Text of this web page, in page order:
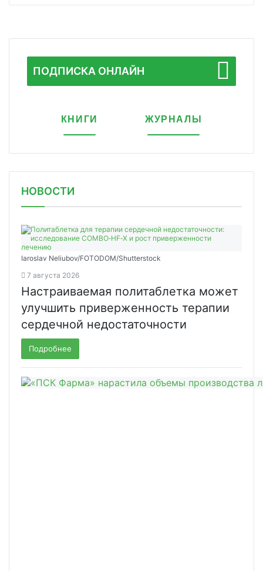
ПОДПИСКА ОНЛАЙН
КНИГИ ЖУРНАЛЫ
НОВОСТИ
Iaroslav Neliubov/FOTODOM/Shutterstoсk
7 августа 2026
Настраиваемая политаблетка может
улучшить приверженность терапии
сердечной недостаточности
Подробнее